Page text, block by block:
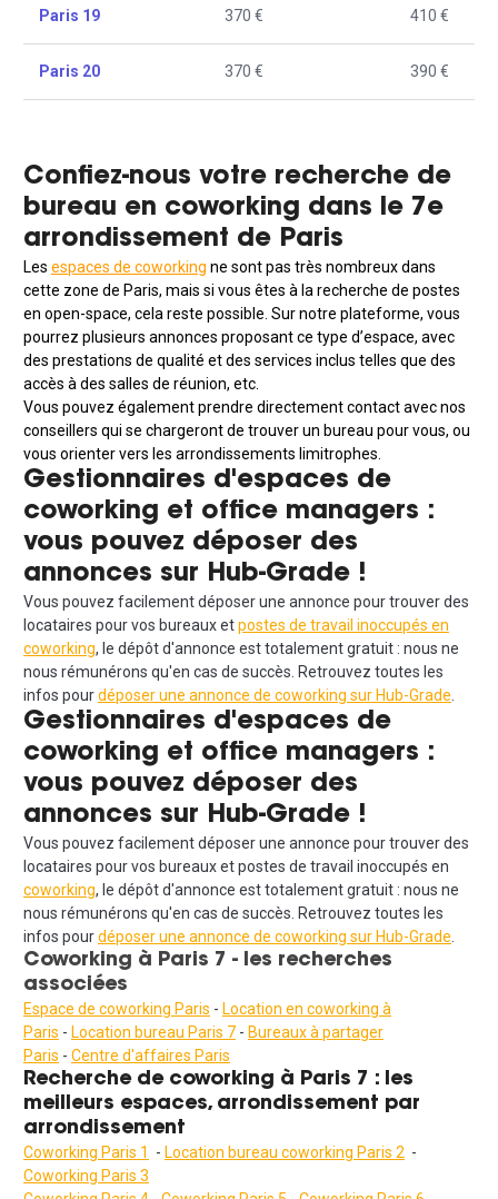
Paris 19 370 € 410 €
Paris 20 370 € 390 €
Confiez-nous votre recherche de
bureau en coworking dans le 7e
arrondissement de Paris
Les espaces de coworking ne sont pas très nombreux dans
cette zone de Paris, mais si vous êtes à la recherche de postes
en open-space, cela reste possible. Sur notre plateforme, vous
pourrez plusieurs annonces proposant ce type d’espace, avec
des prestations de qualité et des services inclus telles que des
accès à des salles de réunion, etc.
Vous pouvez également prendre directement contact avec nos
conseillers qui se chargeront de trouver un bureau pour vous, ou
vous orienter vers les arrondissements limitrophes.
Gestionnaires d'espaces de
coworking et office managers :
vous pouvez déposer des
annonces sur Hub-Grade !
Vous pouvez facilement déposer une annonce pour trouver des
locataires pour vos bureaux etpostes de travail inoccupés en
coworking, le dépôt d'annonce est totalement gratuit : nous ne
nous rémunérons qu'en cas de succès. Retrouvez toutes les
infos pourdéposer une annonce de coworking sur Hub-Grade
Gestionnaires d'espaces de
coworking et office managers :
vous pouvez déposer des
annonces sur Hub-Grade !
Vous pouvez facilement déposer une annonce pour trouver des
locataires pour vos bureaux et postes de travail inoccupés en
coworking, le dépôt d'annonce est totalement gratuit : nous ne
nous rémunérons qu'en cas de succès. Retrouvez toutes les
infos pourdéposer une annonce de coworking sur Hub-Grade
Coworking à Paris 7 - les recherches
associées
Espace de coworking Paris - Location en coworking à
Paris - Location bureau Paris 7 - Bureaux à partager
Paris - Centre d'affaires Paris
Recherche de coworking à Paris 7 : les
meilleurs espaces, arrondissement par
arrondissement
Coworking Paris 1 - Location bureau coworking Paris 2 -
Coworking Paris 3